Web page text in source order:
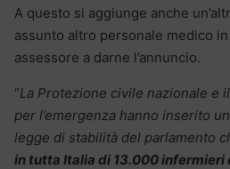
A questo si aggiunge anche
assunto altro personale medico
assessore a darne l’annuncio.
“La Protezione civile nazionale e
per l’emergenza hanno inserito
legge di stabilità del parlamento
in tutta Italia di 13.000 infermieri